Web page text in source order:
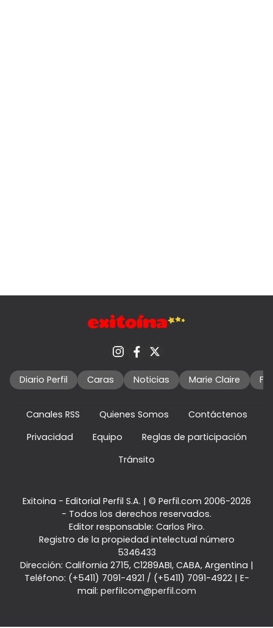
Diario Perfil Caras Noticias Marie Claire
Canales RSS Quienes Somos
Contáctenos
Privacidad
Equipo
Reglas de participación
Tránsito
Exitoina - Editorial Perfil S.A. | © Perfil.com 2006-2026
- Todos los derechos reservados.
Editor responsable: Carlos Piro.
Registro de la propiedad intelectual número
5346433
Dirección: California 2715, C1289ABI, CABA, Argentina |
Teléfono: (+5411) 7091-4921 / (+5411) 7091-4922| E-
mail: perfilcom@perfil.com